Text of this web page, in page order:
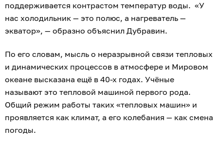
поддерживается контрастом температур воды. «У
нас холодильник — это полюс, а нагреватель —
экватор», — образно объяснил Дубравин.
По его словам, мысль о нераз­рывной связи тепловых
и динамических процессов в атмо­сфере и Мировом
океане высказана ещё в 40-х годах. Учёные
называют это тепловой машиной первого рода.
Общий режим работы таких «тепловых машин» и
проявляется как климат, а его колебания — как смена
погоды.